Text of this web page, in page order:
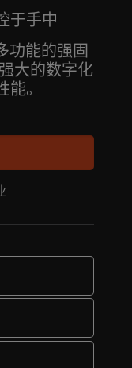
于手中
功能的强固
大的数字化
。